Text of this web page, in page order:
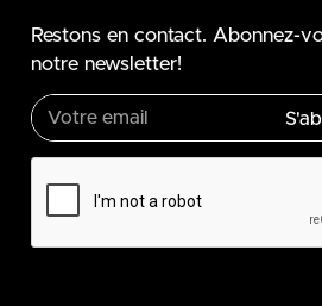
Restons en contact. Abonnez-
notre newsletter!